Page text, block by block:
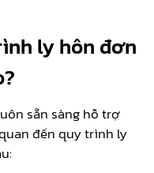
ly hôn đơn
sẵn sàng hỗ trợ
đến quy trình ly